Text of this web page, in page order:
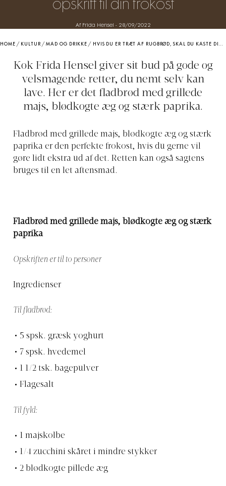
opskrift til din frokost
Af Frida Hensel - 28/09/2022
HOME / KULTUR /MAD OG DRIKKE / HVIS DU ER TRÆT AF RUGBRØD, SKAL DU KASTE DIG OVER DENNE NEMME OPSKRIFT TIL DIN FROKOST
Kok Frida Hensel giver sit bud på gode og
velsmagende retter, du nemt selv kan
lave. Her er det fladbrød med grillede
majs, blødkogte æg og stærk paprika.
Fladbrød med grillede majs, blødkogte æg og stærk
paprika er den perfekte frokost, hvis du gerne vil
gøre lidt ekstra ud af det. Retten kan også sagtens
bruges til en let aftensmad.
Fladbrød med grillede majs, blødkogte æg og stærk
paprika
Opskriften er til to personer
Ingredienser
Til fladbrød:
5 spsk. græsk yoghurt
7 spsk. hvedemel
1 1/2 tsk. bagepulver
Flagesalt
Til fyld:
1 majskolbe
1/4 zucchini skåret i mindre stykker
2 blødkogte pillede æg